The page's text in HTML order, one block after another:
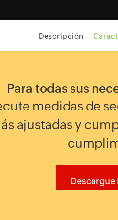
Descripción
Para todas sus
medidas de
ajustadas y
Descargue